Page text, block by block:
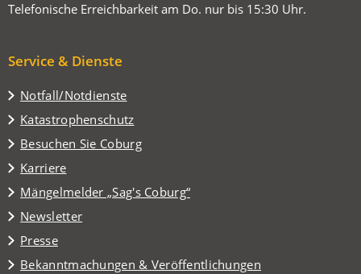
Telefonische Erreichbarkeit am Do. nur bis 15:30 Uhr.
Service & Dienste
Notfall/Notdienste
Katastrophenschutz
Besuchen Sie Coburg
(Öffnet
in
einem
neuen
Tab)
Karriere
Mängelmelder „Sag's Coburg“
(Öffnet
in
einem
neuen
Tab)
Newsletter
Presse
Bekanntmachungen & Veröffentlichungen